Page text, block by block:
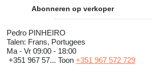
Abonneren op verkoper
Pedro PINHEIRO
Talen: Frans, Portugees
Ma - Vr 09:00 - 18:00
+351 967 57... Toon +351 967 572 729